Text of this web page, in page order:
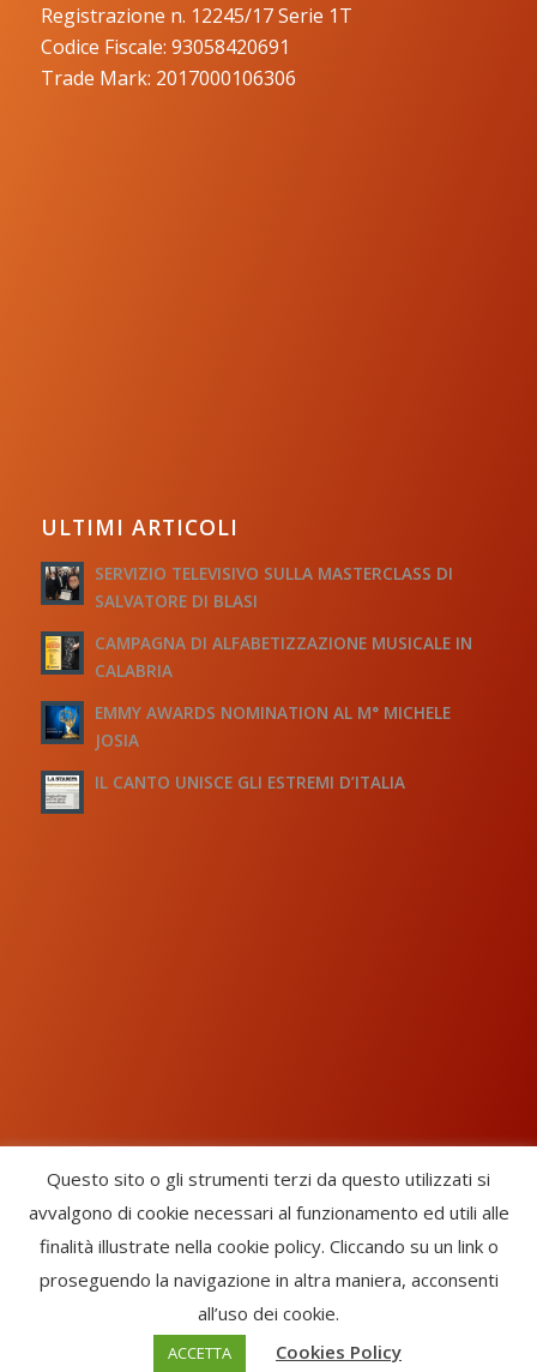
Registrazione n. 12245/17 Serie 1T
Codice Fiscale: 93058420691
Trade Mark: 2017000106306
ULTIMI ARTICOLI
SERVIZIO TELEVISIVO SULLA MASTERCLASS DI
SALVATORE DI BLASI
CAMPAGNA DI ALFABETIZZAZIONE MUSICALE IN
CALABRIA
EMMY AWARDS NOMINATION AL M° MICHELE
JOSIA
IL CANTO UNISCE GLI ESTREMI D’ITALIA
Chorus Inside - International Choral Federation - APS Ente Terzo
Settore · CF: 93058420691
CHORUS INSIDE ® TRADE MARK (Marchio Registrato codice:
Enfold Theme by Kriesi
Questo sito o gli strumenti terzi da questo utilizzati si
avvalgono di cookie necessari al funzionamento ed utili alle
finalità illustrate nella cookie policy. Cliccando su un link o
proseguendo la navigazione in altra maniera, acconsenti
all’uso dei cookie.
ACCETTA Cookies Policy